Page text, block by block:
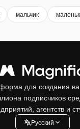
мальчик
для создания
подписчиков
агентств и
Pусский